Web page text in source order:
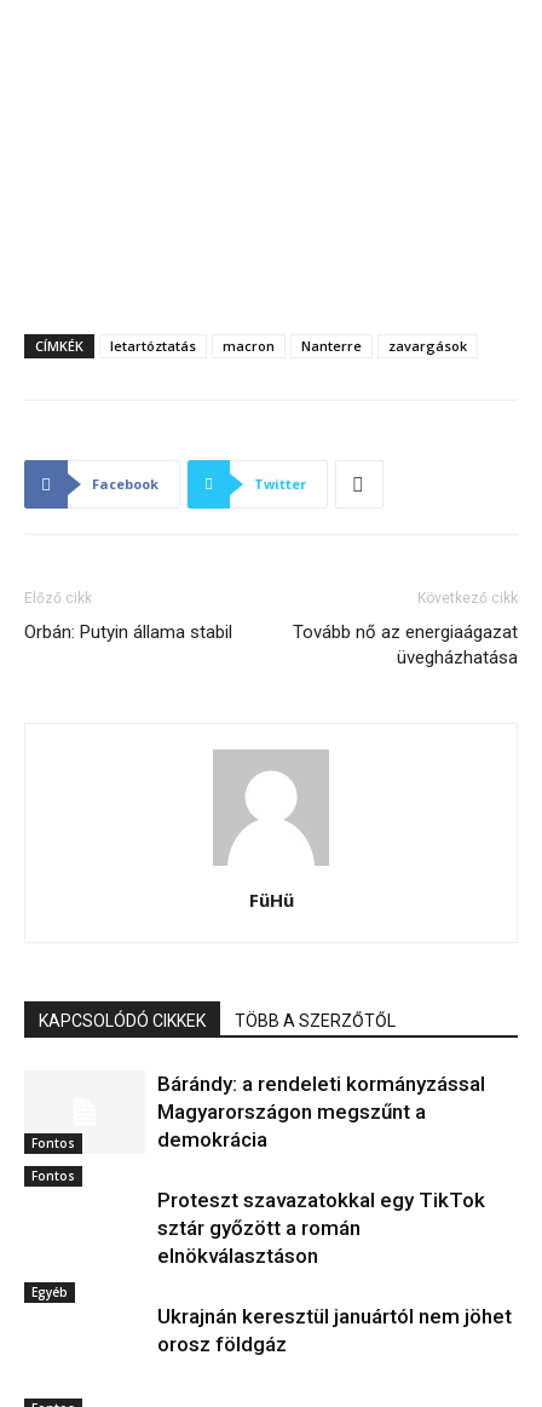
CÍMKÉK letartóztatás macron Nanterre zavargások
Facebook Twitter
Előző cikk
Orbán: Putyin állama stabil
Következő cikk
Tovább nő az energiaágazat
üvegházhatása
FüHü
KAPCSOLÓDÓ CIKKEK TÖBB A SZERZŐTŐL
Fontos
Bárándy: a rendeleti kormányzással
Magyarországon megszűnt a
demokrácia
Fontos
Proteszt szavazatokkal egy TikTok
sztár győzött a román
elnökválasztáson
Egyéb
Ukrajnán keresztül januártól nem jöhet
orosz földgáz